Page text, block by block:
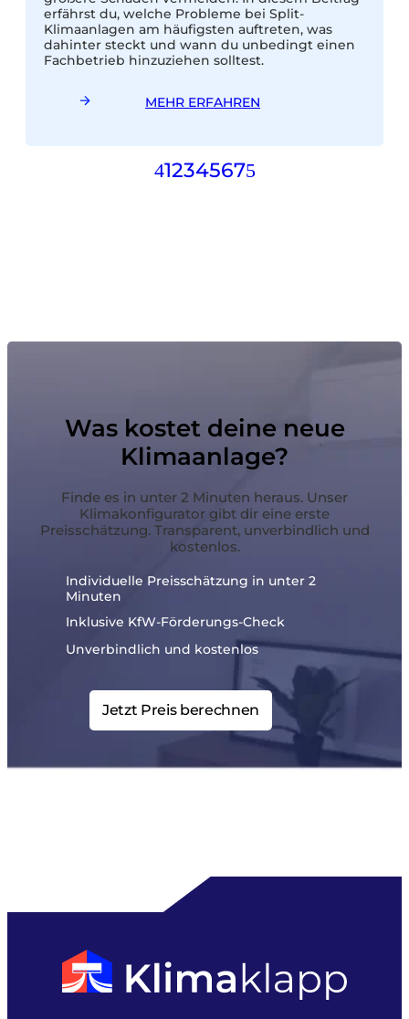
erfährst du, welche Probleme bei Split-
Klimaanlagen am häufigsten auftreten, was
dahinter steckt und wann du unbedingt einen
Fachbetrieb hinzuziehen solltest.
MEHR ERFAHREN
1234567
Was kostet deine neue
Klimaanlage?
Finde es in unter 2 Minuten heraus. Unser
Klimakonfigurator gibt dir eine erste
Preisschätzung. Transparent, unverbindlich und
kostenlos.
Individuelle Preisschätzung in unter 2
Minuten
Inklusive KfW-Förderungs-Check
Unverbindlich und kostenlos
Jetzt Preis berechnen